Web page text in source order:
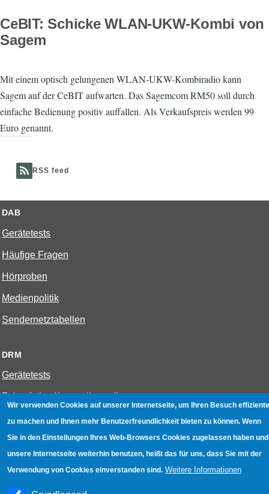
CeBIT: Schicke WLAN-UKW-Kombi von
Sagem
Mit einem optisch gelungenen WLAN-UKW-Kombiradio kann
Sagem auf der CeBIT aufwarten. Das Sagemcom RM50 soll durch
einfache Bedienung positiv auffallen. Als Verkaufspreis werden 99
Euro genannt.
RSS feed
DAB
Gerätetests
Häufige Fragen
Hörproben
Medienpolitik
Sendernetztabellen
DRM
Gerätetests
Bestenliste
Geräte mit Aufnahmefunktion
Wir verwenden Cookies auf unserer Internetseite, um Ihren Besuch
zu machen und Ihnen mehr Benutzerfreundlichkeit bieten zu können. Wenn
Sie in den Einstellungen Ihres Web-Browsers Cookies zugelassen haben und
unsere Internetseite weiterhin benutzen, heißt das für uns, dass Sie mit der
Verwendung von Cookies einverstanden sind. Weitere Informationen